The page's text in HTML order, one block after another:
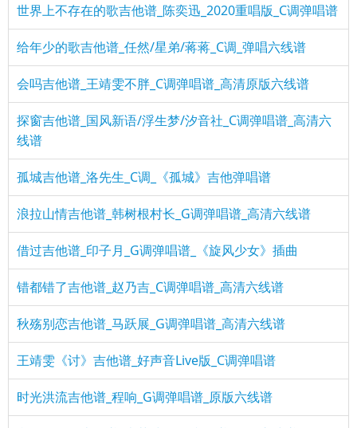
世界上不存在的歌吉他谱_陈奕迅_2020重唱版_C调弹唱谱
给年少的歌吉他谱_任然/星弟/蒋蒋_C调_弹唱六线谱
会吗吉他谱_王靖雯不胖_C调弹唱谱_高清原版六线谱
探窗吉他谱_国风新语/浮生梦/汐音社_C调弹唱谱_高清六
线谱
孤城吉他谱_洛先生_C调_《孤城》吉他弹唱谱
浪拉山情吉他谱_韩树根村长_G调弹唱谱_高清六线谱
借过吉他谱_印子月_G调弹唱谱_《旋风少女》插曲
错都错了吉他谱_赵乃吉_C调弹唱谱_高清六线谱
秋殇别恋吉他谱_马跃展_G调弹唱谱_高清六线谱
王靖雯《讨》吉他谱_好声音Live版_C调弹唱谱
时光洪流吉他谱_程响_G调弹唱谱_原版六线谱